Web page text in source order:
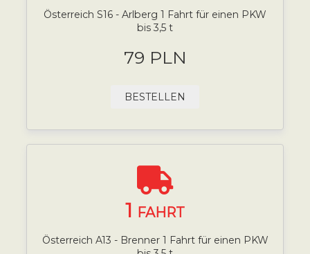
Österreich S16 - Arlberg 1 Fahrt für einen PKW
bis 3,5 t
79 PLN
BESTELLEN
1 FAHRT
Österreich A13 - Brenner 1 Fahrt für einen PKW